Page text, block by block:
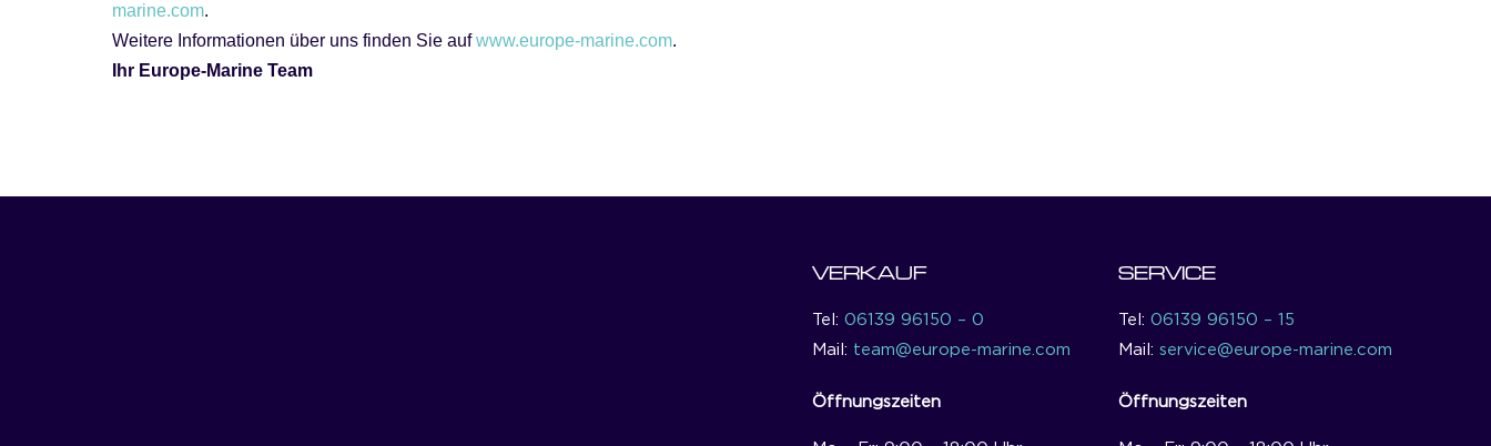
marine.com.
Weitere Informationen über uns finden Sie aufwww.europe-marine.com.
Ihr Europe-Marine Team
VERKAUF
Tel: 06139 96150 – 0
Mail: team@europe-marine.com
Öffnungszeiten
SERVICE
Tel: 06139 96150 – 15
Mail: service@europe-marine.com
Öffnungszeiten